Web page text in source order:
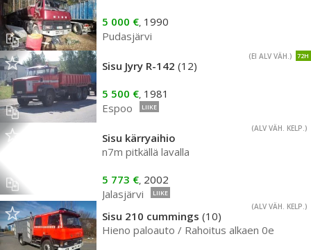
5 000 €, 1990
Pudasjärvi
72H
(EI ALV VÄH.)
Sisu Jyry R-142 (12)
5 500 €, 1981
Espoo
LIIKE
(ALV VÄH. KELP.)
Sisu kärryaihio
n7m pitkällä lavalla
5 773 €, 2002
Jalasjärvi
LIIKE
(ALV VÄH. KELP.)
Sisu 210 cummings (10)
Hieno paloauto / Rahoitus alkaen 0e